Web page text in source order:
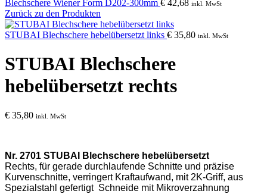
Blechschere Wiener Form D202-300mm € 42,68 inkl. MwSt
Zurück zu den Produkten
STUBAI Blechschere hebelübersetzt links € 35,80 inkl. MwSt
STUBAI Blechschere
hebelübersetzt rechts
€ 35,80 inkl. MwSt
Nr. 2701 STUBAI Blechschere hebelübersetzt
Rechts, für gerade durchlaufende Schnitte und präzise
Kurvenschnitte, verringert Kraftaufwand, mit 2K-Griff, aus
Spezialstahl gefertigt Schneide mit Mikroverzahnung